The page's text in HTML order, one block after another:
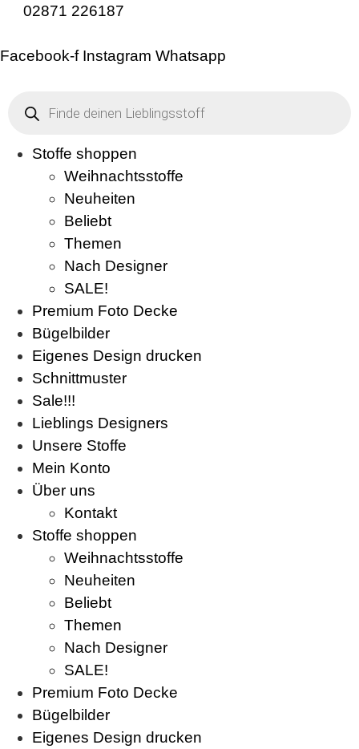
02871 226187
Facebook-f Instagram Whatsapp
search
Stoffe shoppen
Weihnachtsstoffe
Neuheiten
Beliebt
Themen
Nach Designer
SALE!
Premium Foto Decke
Bügelbilder
Eigenes Design drucken
Schnittmuster
Sale!!!
Lieblings Designers
Unsere Stoffe
Mein Konto
Über uns
Kontakt
Stoffe shoppen
Weihnachtsstoffe
Neuheiten
Beliebt
Themen
Nach Designer
SALE!
Premium Foto Decke
Bügelbilder
Eigenes Design drucken